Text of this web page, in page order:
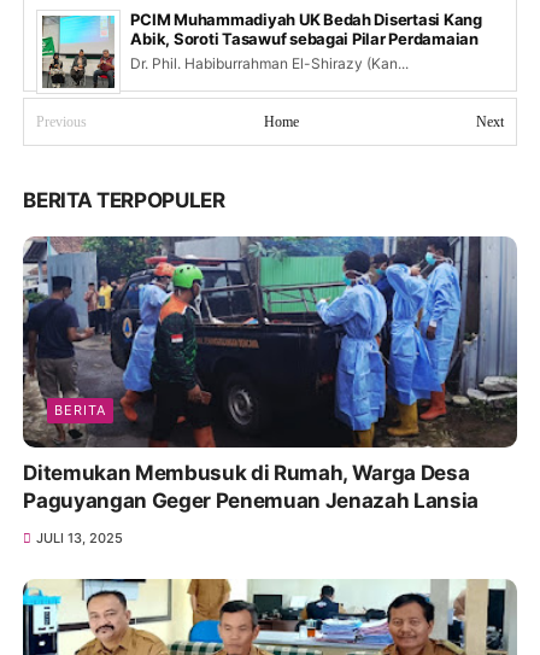
PCIM Muhammadiyah UK Bedah Disertasi Kang
Abik, Soroti Tasawuf sebagai Pilar Perdamaian
Dr. Phil. Habiburrahman El-Shirazy (Kan...
Previous Next
Home
BERITA TERPOPULER
BERITA
Ditemukan Membusuk di Rumah, Warga Desa
Paguyangan Geger Penemuan Jenazah Lansia
JULI 13, 2025